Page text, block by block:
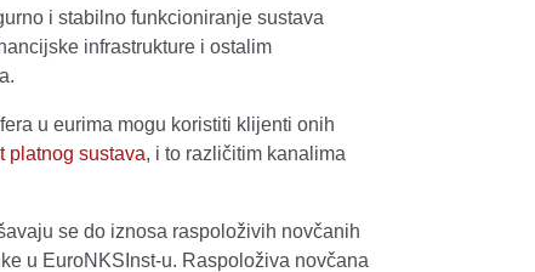
i stabilno funkcioniranje sustava
infrastrukture i ostalim
u eurima mogu koristiti klijenti onih
platnog sustava, i to različitim kanalima
se do iznosa raspoloživih novčanih
u EuroNKSInst-u. Raspoloživa novčana